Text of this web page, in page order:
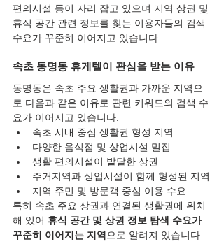
편의시설 등이 자리 잡고 있으며 지역 상권 및
휴식 공간 관련 정보를 찾는 이용자들의 검색
수요가 꾸준히 이어지고 있습니다.
속초 동명동 휴게텔이 관심을 받는 이유
동명동은 속초 주요 생활권과 가까운 지역으
로 다음과 같은 이유로 관련 키워드의 검색 수
요가 이어지고 있습니다.
속초 시내 중심 생활권 형성 지역
다양한 음식점 및 상업시설 밀집
생활 편의시설이 발달한 상권
주거지역과 상업시설이 함께 형성된 지역
지역 주민 및 방문객 중심 이용 수요
특히 속초 주요 상권과 연결된 생활권에 위치
해 있어 휴식 공간 및 상권 정보 탐색 수요가
꾸준히 이어지는 지역 으로 알려져 있습니다.